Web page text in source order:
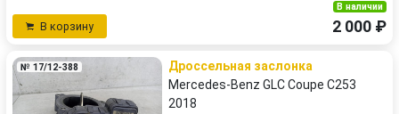
В корзину
В наличии
2 000 ₽
№ 17/12-388
Дроссельная заслонка
Mercedes-Benz GLC Coupe C253
2018